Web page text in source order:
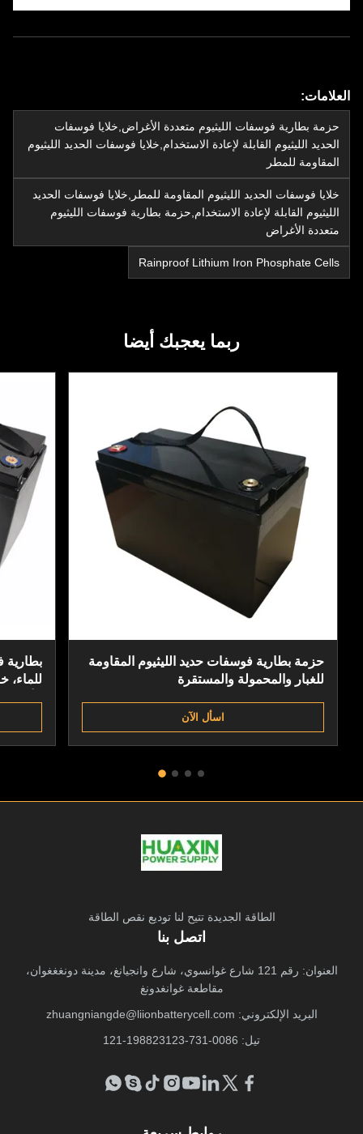
العلامات:
حزمة بطارية فوسفات الليثيوم متعددة الأغراض,خلايا فوسفات
الحديد الليثيوم القابلة لإعادة الاستخدام,خلايا فوسفات الحديد الليثيوم
المقاومة للمطر
خلايا فوسفات الحديد الليثيوم المقاومة للمطر,خلايا فوسفات الحديد
الليثيوم القابلة لإعادة الاستخدام,حزمة بطارية فوسفات الليثيوم
متعددة الأغراض
Rainproof Lithium Iron Phosphate Cells
ربما يعجبك أيضا
حزمة بطارية فوسفات حديد الليثيوم المقاومة
للغبار والمحمولة والمستقرة
اسأل الآن
للماء،
الطاقة الجديدة تتيح لنا توديع نقص الطاقة
اتصل بنا
العنوان: رقم 121 شارع غوانسوي، شارع وانجيانغ، مدينة دونغغغوان،
مقاطعة غوانغدونغ
البريد الإلكتروني: zhuangniangde@liionbatterycell.com
تيل: 0086-731-198823123-121